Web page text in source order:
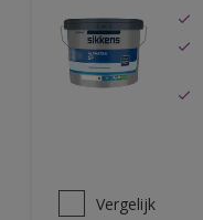
Vergelijk